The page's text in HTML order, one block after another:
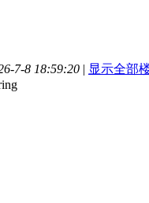
7-8 18:59:20 | 显示全部